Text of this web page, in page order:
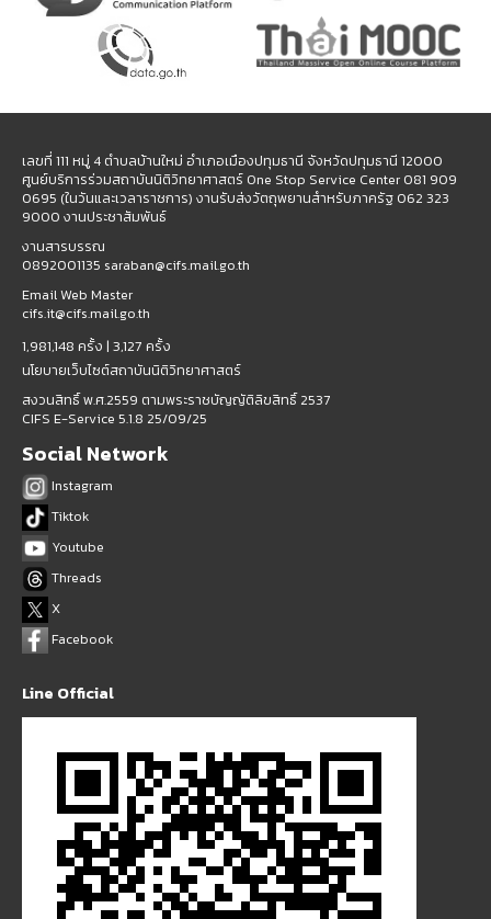
เลขที่ 111 หมู่ 4 ตำบลบ้านใหม่ อำเภอเมืองปทุมธานี จังหวัดปทุมธานี 12000
ศูนย์บริการร่วมสถาบันนิติวิทยาศาสตร์ One Stop Service Center 081 909
0695 (ในวันและเวลาราชการ) งานรับส่งวัตถุพยานสำหรับภาครัฐ 062 323
9000 งานประชาสัมพันธ์
งานสารบรรณ
0892001135 saraban@cifs.mail.go.th
Email Web Master
cifs.it@cifs.mail.go.th
1,981,148 ครั้ง | 3,127 ครั้ง
นโยบายเว็บไซต์สถาบันนิติวิทยาศาสตร์
สงวนสิทธิ์ พ.ศ.2559 ตามพระราชบัญญัติลิขสิทธิ์ 2537
CIFS E-Service 5.1.8 25/09/25
Social Network
Instagram
Tiktok
Youtube
Threads
X
Facebook
Line Official